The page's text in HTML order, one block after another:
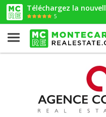
Téléchargez la
5